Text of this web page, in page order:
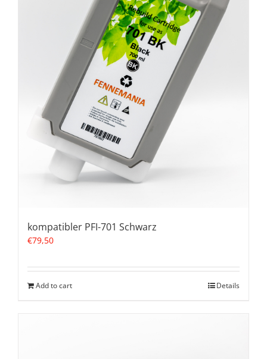
kompatibler PFI-701 Schwarz
€79,50
Add to cart Details